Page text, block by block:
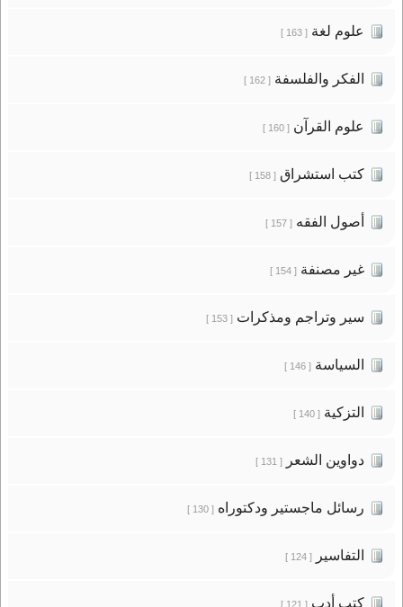
علوم لغة[ 163 ]
الفكر والفلسفة[ 162 ]
علوم القرآن[ 160 ]
كتب استشراق[ 158 ]
أصول الفقه[ 157 ]
غير مصنفة[ 154 ]
سير وتراجم ومذكرات[ 153 ]
السياسة[ 146 ]
التزكية[ 140 ]
دواوين الشعر[ 131 ]
رسائل ماجستير ودكتوراه[ 130 ]
التفاسير[ 124 ]
كتب أدب[ 121 ]